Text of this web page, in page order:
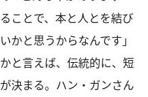
ことで、本と人とを結び
かと思うからなんです」
と言えば、伝統的に、短
決まる。ハン・ガンさん